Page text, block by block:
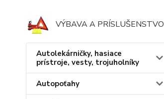
VÝBAVA A PRÍSLUŠENSTVO
Autolekárničky, hasiace
prístroje, vesty, trojuholníky
Autopoťahy